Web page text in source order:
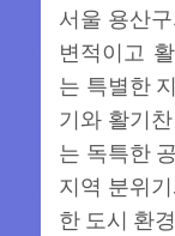
서울 용산
변적이고
는 특별한
기와 활기
는 독특한
지역 분위
한 도시 환